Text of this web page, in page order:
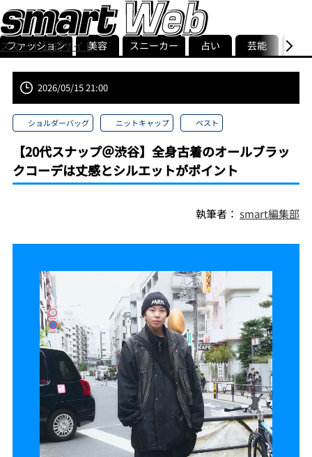
スマート公式サイト
smart最新号
記事一覧ランキング
ストリ
ファッション 美容 スニーカー 占い 芸能 グル
2026/05/15 21:00
ショルダーバッグ ニットキャップ ベスト
【20代スナップ＠渋谷】全身古着のオールブラッ
クコーデは丈感とシルエットがポイント
執筆者：smart編集部